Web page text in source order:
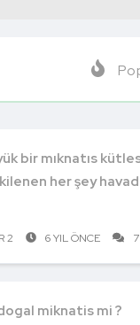
bir mıknatıs
her şey
2 6 YIL ÖNCE 7
miknatis mi ?